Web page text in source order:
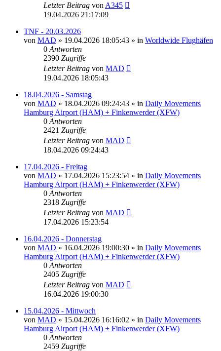
Letzter Beitrag von A345
19.04.2026 21:17:09
TNF - 20.03.2026
von MAD » 19.04.2026 18:05:43 » in Worldwide Flughäfen
0 Antworten
2390 Zugriffe
Letzter Beitrag von MAD
19.04.2026 18:05:43
18.04.2026 - Samstag
von MAD » 18.04.2026 09:24:43 » in Daily Movements
Hamburg Airport (HAM) + Finkenwerder (XFW)
0 Antworten
2421 Zugriffe
Letzter Beitrag von MAD
18.04.2026 09:24:43
17.04.2026 - Freitag
von MAD » 17.04.2026 15:23:54 » in Daily Movements
Hamburg Airport (HAM) + Finkenwerder (XFW)
0 Antworten
2318 Zugriffe
Letzter Beitrag von MAD
17.04.2026 15:23:54
16.04.2026 - Donnerstag
von MAD » 16.04.2026 19:00:30 » in Daily Movements
Hamburg Airport (HAM) + Finkenwerder (XFW)
0 Antworten
2405 Zugriffe
Letzter Beitrag von MAD
16.04.2026 19:00:30
15.04.2026 - Mittwoch
von MAD » 15.04.2026 16:16:02 » in Daily Movements
Hamburg Airport (HAM) + Finkenwerder (XFW)
0 Antworten
2459 Zugriffe